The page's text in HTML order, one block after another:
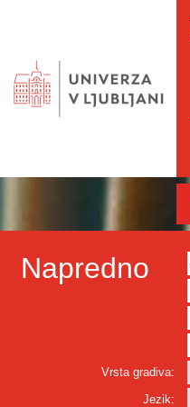
Napredno
Vrsta gradiva:
Jezik: